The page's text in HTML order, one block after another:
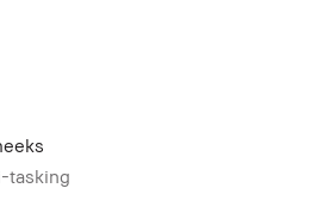
tasking